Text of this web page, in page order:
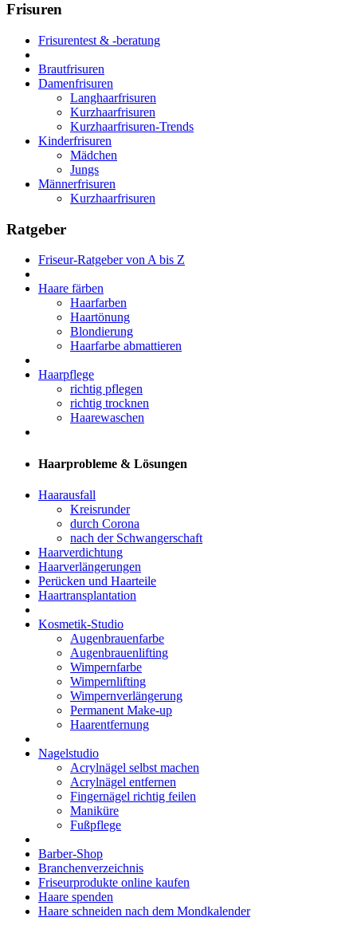
Frisuren
Frisurentest & -beratung
Brautfrisuren
Damenfrisuren
Langhaarfrisuren
Kurzhaarfrisuren
Kurzhaarfrisuren-Trends
Kinderfrisuren
Mädchen
Jungs
Männerfrisuren
Kurzhaarfrisuren
Ratgeber
Friseur-Ratgeber von A bis Z
Haare färben
Haarfarben
Haartönung
Blondierung
Haarfarbe abmattieren
Haarpflege
richtig pflegen
richtig trocknen
Haarewaschen
Haarprobleme & Lösungen
Haarausfall
Kreisrunder
durch Corona
nach der Schwangerschaft
Haarverdichtung
Haarverlängerungen
Perücken und Haarteile
Haartransplantation
Kosmetik-Studio
Augenbrauenfarbe
Augenbrauenlifting
Wimpernfarbe
Wimpernlifting
Wimpernverlängerung
Permanent Make-up
Haarentfernung
Nagelstudio
Acrylnägel selbst machen
Acrylnägel entfernen
Fingernägel richtig feilen
Maniküre
Fußpflege
Barber-Shop
Branchenverzeichnis
Friseurprodukte online kaufen
Haare spenden
Haare schneiden nach dem Mondkalender